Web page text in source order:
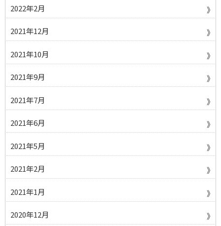
2022年2月
2021年12月
2021年10月
2021年9月
2021年7月
2021年6月
2021年5月
2021年2月
2021年1月
2020年12月